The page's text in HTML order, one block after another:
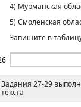
4) Мурманская
5) Смоленская
Запишите в
Задания 27-29
текста